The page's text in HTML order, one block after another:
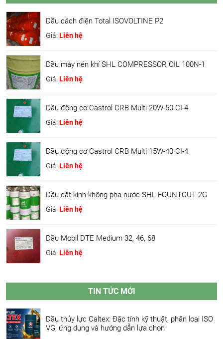
Dầu cách điện Total ISOVOLTINE P2
Giá: Liên hệ
Dầu máy nén khí SHL COMPRESSOR OIL 100N-1
Giá: Liên hệ
Dầu động cơ Castrol CRB Multi 20W-50 CI-4
Giá: Liên hệ
Dầu động cơ Castrol CRB Multi 15W-40 CI-4
Giá: Liên hệ
Dầu cắt kính không pha nước SHL FOUNTCUT 2G
Giá: Liên hệ
Dầu Mobil DTE Medium 32, 46, 68
Giá: Liên hệ
TIN TỨC MỚI
Dầu thủy lực Caltex: Đặc tính kỹ thuật, phân loại ISO
VG, ứng dụng và hướng dẫn lựa chọn